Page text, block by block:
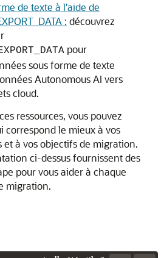
de texte à l'aide de
: découvrez
pour
sous forme de texte
Autonomous AI vers
cloud.
ressources, vous pouvez
correspond le mieux à vos
à vos objectifs de migration.
ci-dessus fournissent des
pour vous aider à chaque
migration.